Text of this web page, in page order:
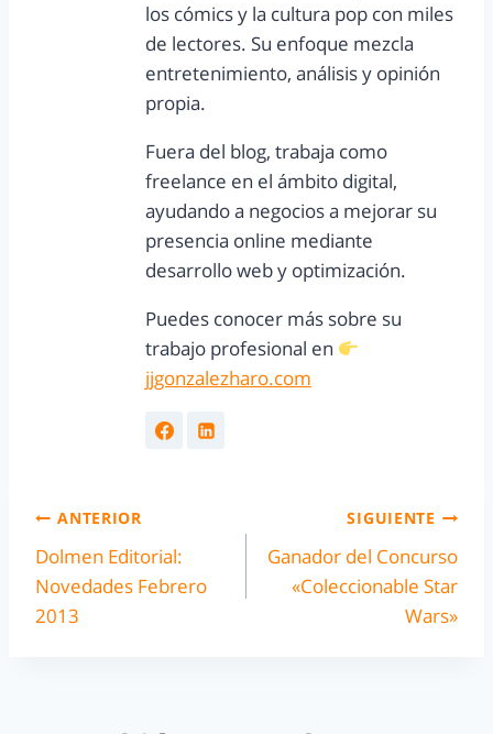
los cómics y la cultura pop con miles
de lectores. Su enfoque mezcla
entretenimiento, análisis y opinión
propia.
Fuera del blog, trabaja como
freelance en el ámbito digital,
ayudando a negocios a mejorar su
presencia online mediante
desarrollo web y optimización.
Puedes conocer más sobre su
trabajo profesional en
jjgonzalezharo.com
ANTERIOR
Dolmen Editorial:
Novedades Febrero
2013
SIGUIENTE
Ganador del Concurso
«Coleccionable Star
Wars»